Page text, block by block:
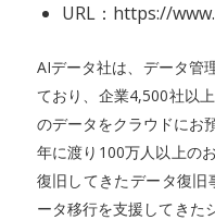
URL：https://
AIデータ社は、データ管
ており、企業4,500社以
のデータをクラウドにお
年に渡り100万人以上の
復旧してきたデータ復
ータ移行を支援してきた